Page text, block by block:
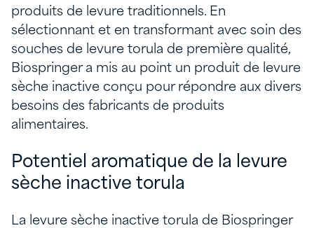
produits de levure traditionnels. En
sélectionnant et en transformant avec soin des
souches de levure torula de première qualité,
Biospringer a mis au point un produit de levure
sèche inactive conçu pour répondre aux divers
besoins des fabricants de produits
alimentaires.
Potentiel aromatique de la levure
sèche inactive torula
La levure sèche inactive torula de Biospringer